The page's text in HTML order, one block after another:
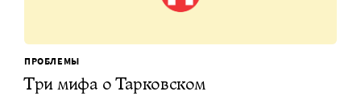
ПРОБЛЕМЫ
Три мифа о Тарковском